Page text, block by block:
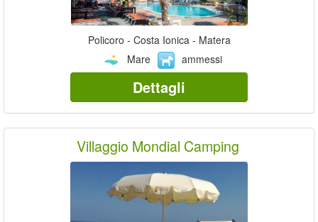
Policoro - Costa Ionica - Matera
Mare
ammessi
Dettagli
Villaggio Mondial Camping